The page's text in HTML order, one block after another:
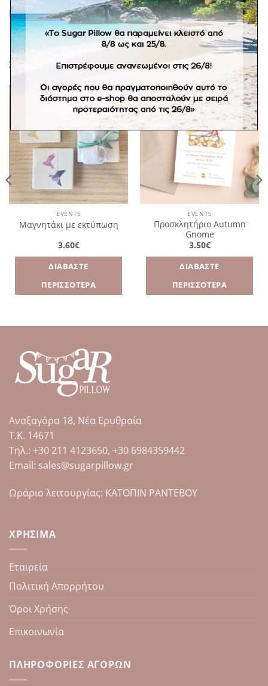
με ογκοχρέωση κατόπιν συνεννόησης.
ΣΧΕΤΙΚΆ ΠΡΟΪΌΝΤΑ
Πρόσθήκη
στην
λίστα
επιθυμιών
EVENTS
Μαγνητάκι με εκτύπωση
3.60€
ΔΙΑΒΆΣΤΕ
ΠΕΡΙΣΣΌΤΕΡΑ
Πρόσθήκη
στην
λίστα
επιθυμιών
EVENTS
Προσκλητήριο Autumn
Gnome
3.50€
ΔΙΑΒΆΣΤΕ
ΠΕΡΙΣΣΌΤΕΡΑ
Αναξαγόρα 18, Νέα Ερυθραία
Τ.Κ. 14671
Tηλ.: +30 211 4123650, +30 6984359442
Email: sales@sugarpillow.gr
Ωράριο λειτουργίας: ΚΑΤΟΠΙΝ ΡΑΝΤΕΒΟΥ
ΧΡΉΣΙΜΑ
Εταιρεία
Πολιτική Απορρήτου
Όροι Χρήσης
Επικοινωνία
ΠΛΗΡΟΦΟΡΊΕΣ ΑΓΟΡΏΝ